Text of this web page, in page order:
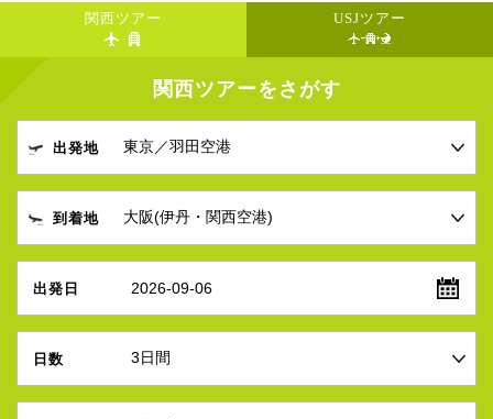
関西ツアー USJツアー
関西ツアーをさがす
出発地
到着地
出発日 2026-09-06
日数